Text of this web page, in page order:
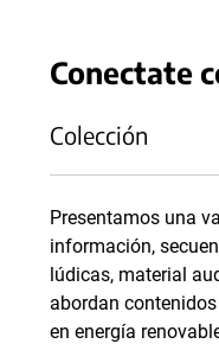
Conectate
Colección
Presentamos una
información,
lúdicas, material
abordan
en energía